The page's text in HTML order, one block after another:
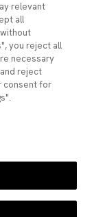
relación
pública y las
relevante,
el
la toma de
X
relevant
all
you reject all
necessary
reject
consent for